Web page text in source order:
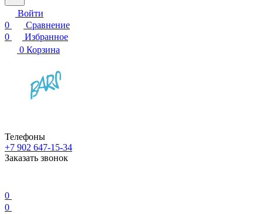
Войти
0
Сравнение
0
Избранное
0 Корзина
Телефоны
+7 902 647-15-34
Заказать звонок
0
0